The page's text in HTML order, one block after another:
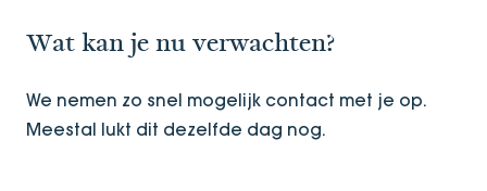
Wat kan je nu verwachten?
We nemen zo snel mogelijk contact met je op.
Meestal lukt dit dezelfde dag nog.